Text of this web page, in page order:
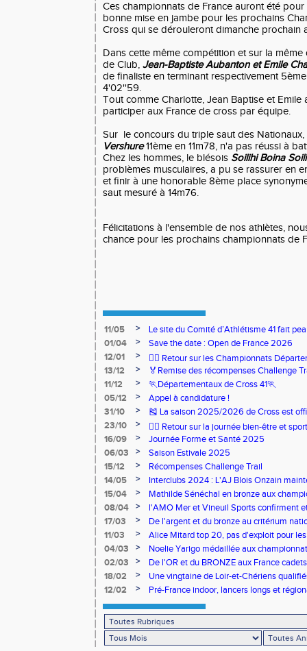
Ces championnats de France auront été pour
bonne mise en jambe pour les prochains
Cross qui se dérouleront dimanche prochain
Dans cette même compétition et sur la même
de Club, Jean-Baptiste Aubanton et Emile
de finaliste en terminant respectivement
4'02''59.
Tout comme Charlotte, Jean Baptise et Emile
participer aux France de cross par équipe.
Sur le concours du triple saut des Nationaux,
Vershure 11ème en 11m78, n'a pas réussi à
Chez les hommes, le blésois Soilihi Boina
problèmes musculaires, a pu se rassurer en
et finir à une honorable 8ème place
saut mesuré à 14m76.
Félicitations à l'ensemble de nos athlètes,
chance pour les prochains championnats de
11/05 >
Le site du Comité d’Athlétisme 41 fait
01/04
>
Save the date : Open de France 2026
12/01
>
🏃‍♂️ Retour sur les Championnats
13/12
>
🏅Remise des récompenses Challenge
11/12
>
🏃Départementaux de Cross 41🏃
05/12
>
Appel à candidature !
31/10
>
🎽 La saison 2025/2026 de Cross est
23/10
>
🧘‍♀️ Retour sur la journée bien-être et
16/09
>
Journée Forme et Santé 2025
06/03
>
Saison Estivale 2025
15/12
>
Récompenses Challenge Trail
14/05
>
Interclubs 2024 : L'AJ Blois Onzain
Romorantin en N2B
15/04 >
Mathilde Sénéchal en bronze aux
08/04
>
l'AMO Mer et Vineuil Sports confirment
benjamins
17/03 >
De l'argent et du bronze au critérium
11/03
>
Alice Mitard top 20, pas d'exploit pour
04/03
>
Noelie Yarigo médaillée aux
02/03
>
De l'OR et du BRONZE aux France
18/02
>
Une vingtaine de Loir-et-Chériens
12/02
> Pré-France indoor, lancers longs et